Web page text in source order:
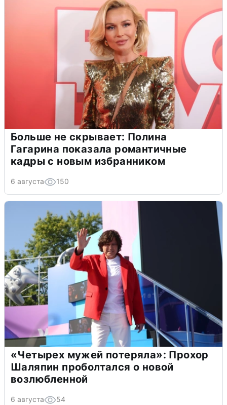
Больше не скрывает: Полина
Гагарина показала романтичные
кадры с новым избранником
6 августа 150
«Четырех мужей потеряла»: Прохор
Шаляпин проболтался о новой
возлюбленной
6 августа 54